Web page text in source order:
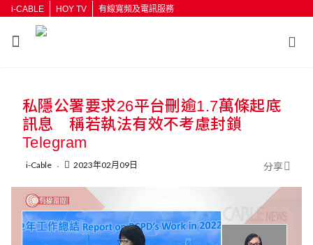
i-CABLE HOY TV 有線寬頻及電訊服務
按輸入鍵開始搜尋
私隱公署要求26平台刪逾1.7萬條起底
訊息 稱若執法有效不考慮封鎖
Telegram
i-Cable 2023年02月09日 分享